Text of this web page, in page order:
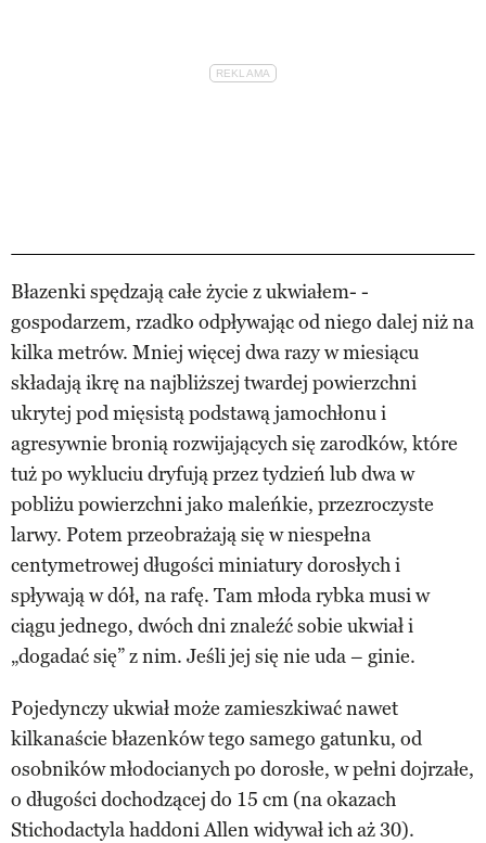
Błazenki spędzają całe życie z ukwiałem- -
gospodarzem, rzadko odpływając od niego dalej niż na
kilka metrów. Mniej więcej dwa razy w miesiącu
składają ikrę na najbliższej twardej powierzchni
ukrytej pod mięsistą podstawą jamochłonu i
agresywnie bronią rozwijających się zarodków, które
tuż po wykluciu dryfują przez tydzień lub dwa w
pobliżu powierzchni jako maleńkie, przezroczyste
larwy. Potem przeobrażają się w niespełna
centymetrowej długości miniatury dorosłych i
spływają w dół, na rafę. Tam młoda rybka musi w
ciągu jednego, dwóch dni znaleźć sobie ukwiał i
„dogadać się” z nim. Jeśli jej się nie uda – ginie.
Pojedynczy ukwiał może zamieszkiwać nawet
kilkanaście błazenków tego samego gatunku, od
osobników młodocianych po dorosłe, w pełni dojrzałe,
o długości dochodzącej do 15 cm (na okazach
Stichodactyla haddoni Allen widywał ich aż 30).